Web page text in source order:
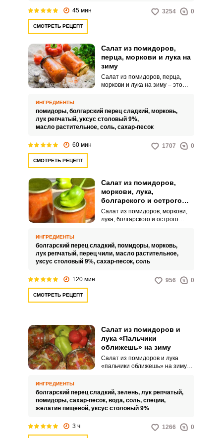
45 мин 3254 0
СМОТРЕТЬ РЕЦЕПТ
Салат из помидоров,
перца, моркови и лука на
зиму
Салат из помидоров, перца,
моркови и лука на зиму – это
насыщенным вкусом,
привлекательным видом и
сочностью. Такой овощной
закуски или как гарнир к
ИНГРЕДИЕНТЫ
помидоры, болгарский перец сладкий, морковь,
лук репчатый, уксус столовый 9%,
масло растительное, соль, сахар-песок
60 мин 1707 0
СМОТРЕТЬ РЕЦЕПТ
Салат из помидоров,
моркови, лука,
болгарского и острого
перца на зиму
Салат из помидоров, моркови,
лука, болгарского и острого
отличным дополнением на
вашем столе. Перец получится
очень хрустящим, сочным, с
ИНГРЕДИЕНТЫ
болгарский перец сладкий, помидоры, морковь,
лук репчатый, перец чили, масло растительное,
уксус столовый 9%, сахар-песок, соль
120 мин 956 0
СМОТРЕТЬ РЕЦЕПТ
Салат из помидоров и
лука «Пальчики
оближешь» на зиму
Салат из помидоров и лука
«пальчики оближешь» на зиму
рецептом справится даже
дилетант.
ИНГРЕДИЕНТЫ
болгарский перец сладкий, зелень, лук репчатый,
помидоры, сахар-песок, вода, соль, специи,
желатин пищевой, уксус столовый 9%
3 ч 1266 0
ВХОД НА САЙТ РЕГИСТРАЦИЯ
Войдите
с помощью социальных сетей:
или